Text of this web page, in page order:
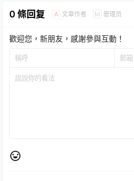
0 條回复 A 文章作者 M 管理员
歡迎您，新朋友，感謝參與互動！